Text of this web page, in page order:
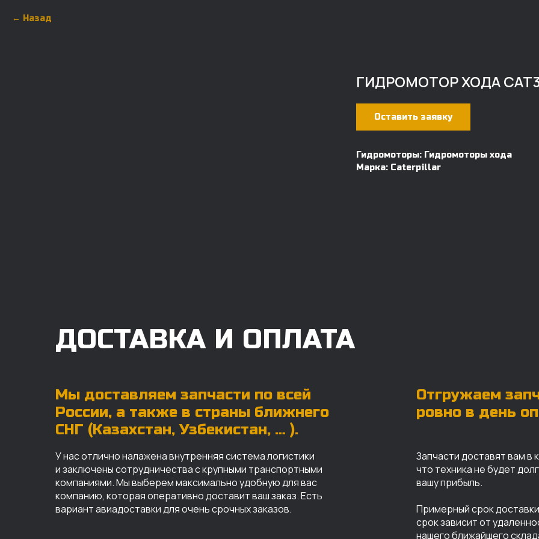
Назад
ГИДРОМОТОР ХОДА
Оставить заявку
Гидромоторы: Гидромоторы хода
Марка: Caterpillar
ДОСТАВКА И ОПЛАТА
Мы доставляем запчасти по всей
России, а также в страны ближнего
СНГ (Казахстан, Узбекистан, … ).
Отгружаем
ровно в день
У нас отлично налажена внутренняя система логистики
и заключены сотрудничества с крупными транспортными
компаниями. Мы выберем максимально удобную для вас
компанию, которая оперативно доставит ваш заказ. Есть
вариант авиадоставки для очень срочных заказов.
Запчасти доставят вам в
что техника не будет
вашу прибыль.
Примерный срок
срок зависит от
нашего ближайшего